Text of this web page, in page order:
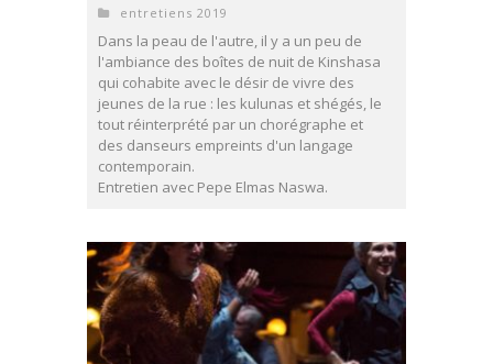
entretiens 2019
Dans la peau de l'autre, il y a un peu de
l'ambiance des boîtes de nuit de Kinshasa
qui cohabite avec le désir de vivre des
jeunes de la rue : les kulunas et shégés, le
tout réinterprété par un chorégraphe et
des danseurs empreints d'un langage
contemporain.
Entretien avec Pepe Elmas Naswa.